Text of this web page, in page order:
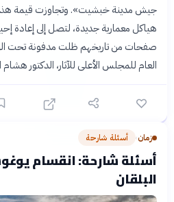
جيش مدينة خبشيت». وتجاوزت قيمة
هياكل معمارية جديدة، لتصل إلى إعادة
صفحات من تاريخهم ظلت مدفونة تحت
العام للمجلس الأعلى للآثار، الدكتور هشام
زمان› أسئلة شارحة
أسئلة شارحة: انقسام
البلقان